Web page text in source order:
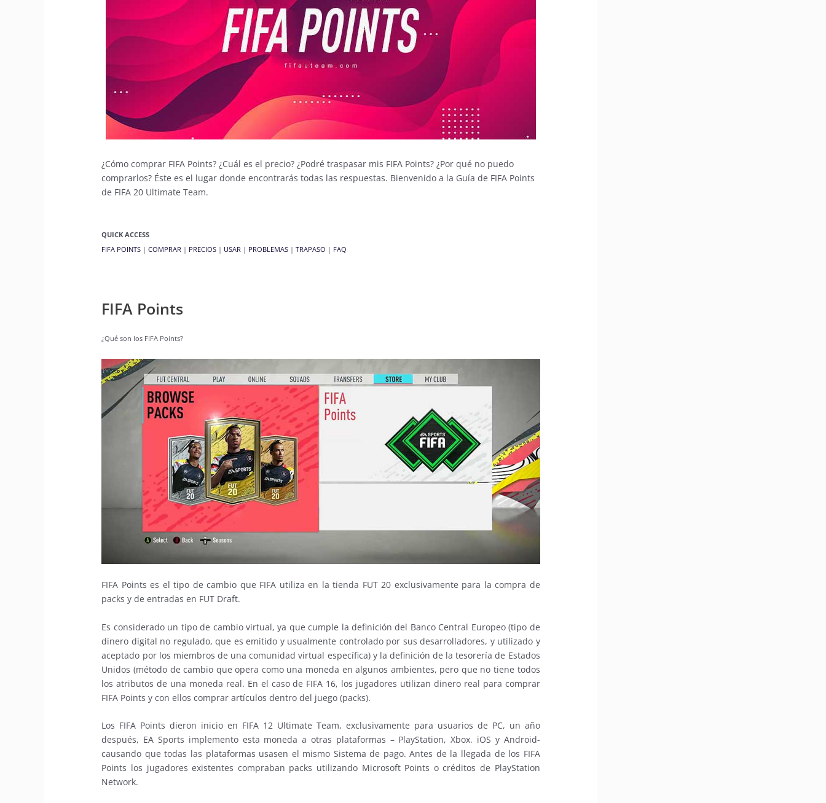
¿Cómo comprar FIFA Points? ¿Cuál es el precio? ¿Podré traspasar mis FIFA Points? ¿Por qué no puedo
comprarlos? Éste es el lugar donde encontrarás todas las respuestas. Bienvenido a la Guía de FIFA Points
de FIFA 20 Ultimate Team.
QUICK ACCESS
FIFA POINTS |COMPRAR | PRECIOS | USAR | PROBLEMAS |TRAPASO | FAQ
FIFA Points
¿Qué son los FIFA Points?
FIFA Points es el tipo de cambio que FIFA utiliza en la tienda FUT 20 exclusivamente para la compra de
packs y de entradas en FUT Draft.
Es considerado un tipo de cambio virtual, ya que cumple la definición del Banco Central Europeo (tipo de
dinero digital no regulado, que es emitido y usualmente controlado por sus desarrolladores, y utilizado y
aceptado por los miembros de una comunidad virtual específica) y la definición de la tesorería de Estados
Unidos (método de cambio que opera como una moneda en algunos ambientes, pero que no tiene todos
los atributos de una moneda real. En el caso de FIFA 16, los jugadores utilizan dinero real para comprar
FIFA Points y con ellos comprar artículos dentro del juego (packs).
Los FIFA Points dieron inicio en FIFA 12 Ultimate Team, exclusivamente para usuarios de PC, un año
después, EA Sports implemento esta moneda a otras plataformas – PlayStation, Xbox. iOS y Android-
causando que todas las plataformas usasen el mismo Sistema de pago. Antes de la llegada de los FIFA
Points los jugadores existentes compraban packs utilizando Microsoft Points o créditos de PlayStation
Network.